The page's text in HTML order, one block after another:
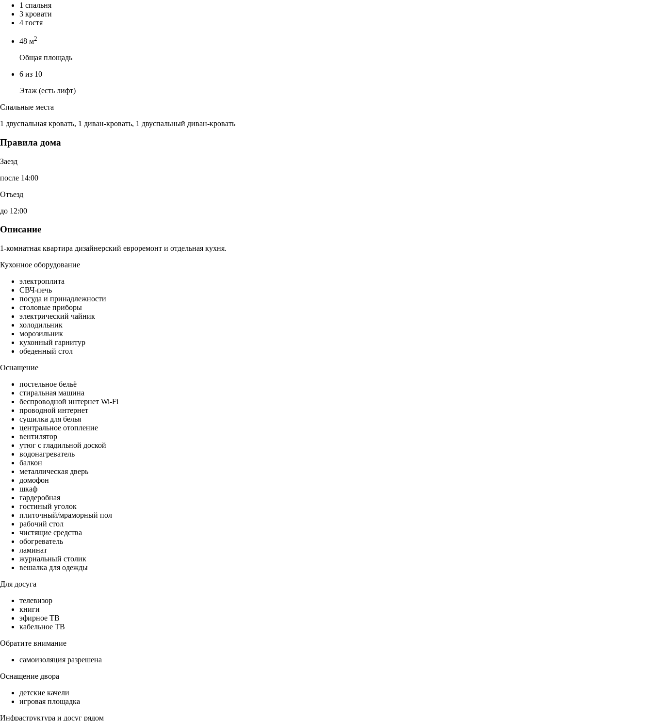
1 спальня
3 кровати
4 гостя
48 м2
Общая площадь
6 из 10
Этаж (есть лифт)
Спальные места
1 двуспальная кровать, 1 диван-кровать, 1 двуспальный диван-кровать
Правила дома
Заезд
после 14:00
Отъезд
до 12:00
Описание
1-комнатная квартира дизайнерский евроремонт и отдельная кухня.
Кухонное оборудование
электроплита
СВЧ-печь
посуда и принадлежности
столовые приборы
электрический чайник
холодильник
морозильник
кухонный гарнитур
обеденный стол
Оснащение
постельное бельё
стиральная машина
беспроводной интернет Wi-Fi
проводной интернет
сушилка для белья
центральное отопление
вентилятор
утюг с гладильной доской
водонагреватель
балкон
металлическая дверь
домофон
шкаф
гардеробная
гостиный уголок
плиточный/мраморный пол
рабочий стол
чистящие средства
обогреватель
ламинат
журнальный столик
вешалка для одежды
Для досуга
телевизор
книги
эфирное ТВ
кабельное ТВ
Обратите внимание
самоизоляция разрешена
Оснащение двора
детские качели
игровая площадка
Инфраструктура и досуг рядом